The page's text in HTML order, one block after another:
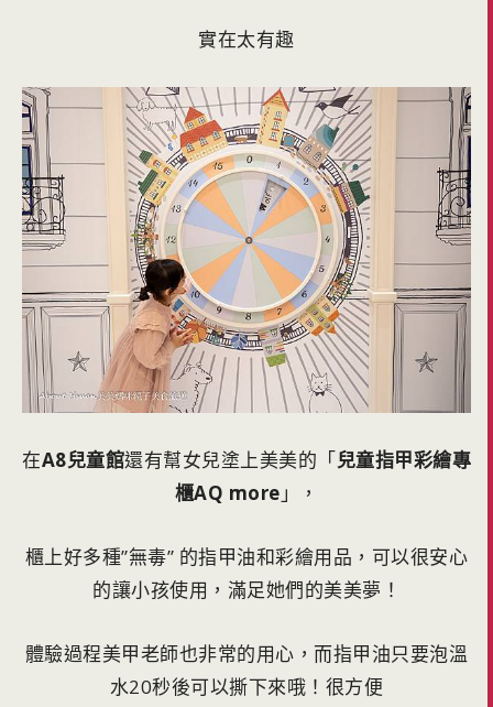
實在太有趣
在A8兒童館還有幫女兒塗上美美的「兒童指甲彩繪專
櫃AQ more 」，
櫃上好多種”無毒” 的指甲油和彩繪用品，可以很安心
的讓小孩使用，滿足她們的美美夢！
體驗過程美甲老師也非常的用心，而指甲油只要泡溫
水20秒後可以撕下來哦！很方便